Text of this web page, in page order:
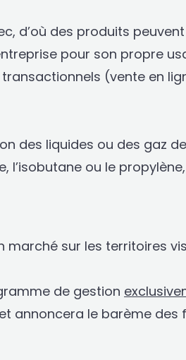
d’où des produits
pour son propre
(vente en
des liquides ou des gaz
ou le
sur les territoires
de gestion
et annoncera le barème des